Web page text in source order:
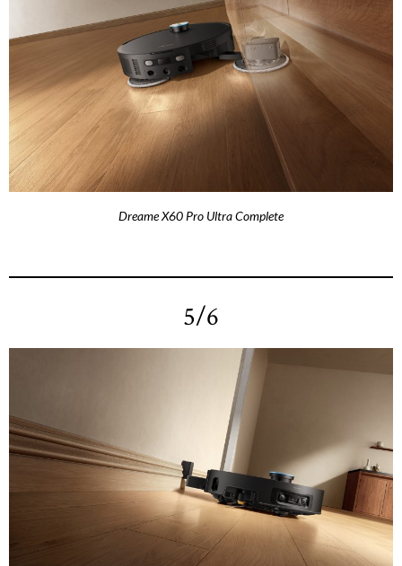
Dreame X60 Pro Ultra Complete
5/6